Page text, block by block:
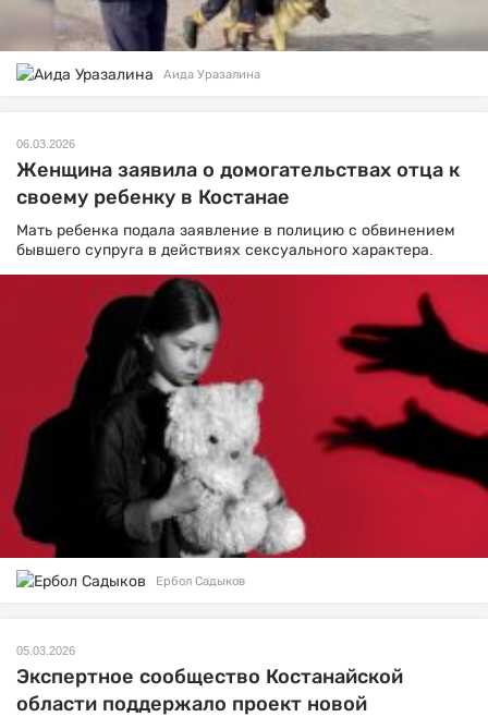
Аида Уразалина
06.03.2026
Женщина заявила о домогательствах отца к
своему ребенку в Костанае
Мать ребенка подала заявление в полицию с обвинением
бывшего супруга в действиях сексуального характера.
Ербол Садыков
05.03.2026
Экспертное сообщество Костанайской
области поддержало проект новой